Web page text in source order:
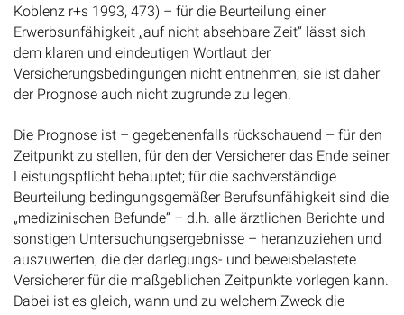
Koblenz r+s 1993, 473) – für die Beurteilung einer
Erwerbsunfähigkeit „auf nicht absehbare Zeit“ lässt sich
dem klaren und eindeutigen Wortlaut der
Versicherungsbedingungen nicht entnehmen; sie ist daher
der Prognose auch nicht zugrunde zu legen.
Die Prognose ist – gegebenenfalls rückschauend – für den
Zeitpunkt zu stellen, für den der Versicherer das Ende seiner
Leistungspflicht behauptet; für die sachverständige
Beurteilung bedingungsgemäßer Berufsunfähigkeit sind die
„medizinischen Befunde“ – d.h. alle ärztlichen Berichte und
sonstigen Untersuchungsergebnisse – heranzuziehen und
auszuwerten, die der darlegungs- und beweisbelastete
Versicherer für die maßgeblichen Zeitpunkte vorlegen kann.
Dabei ist es gleich, wann und zu welchem Zweck die